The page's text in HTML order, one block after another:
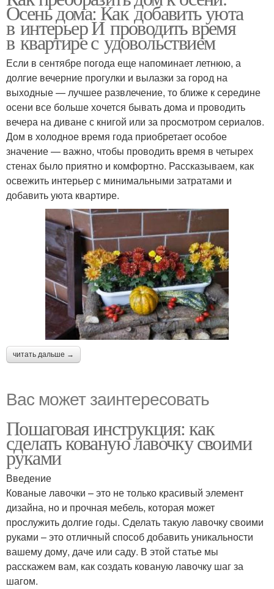
Осень дома: Как добавить уюта
в интерьер И проводить время
в квартире с удовольствием
Если в сентябре погода еще напоминает летнюю, а
долгие вечерние прогулки и вылазки за город на
выходные — лучшее развлечение, то ближе к середине
осени все больше хочется бывать дома и проводить
вечера на диване с книгой или за просмотром сериалов.
Дом в холодное время года приобретает особое
значение — важно, чтобы проводить время в четырех
стенах было приятно и комфортно. Рассказываем, как
освежить интерьер с минимальными затратами и
добавить уюта квартире.
читать дальше →
Вас может заинтересовать
Пошаговая инструкция: как
сделать кованую лавочку своими
руками
Введение
Кованые лавочки – это не только красивый элемент
дизайна, но и прочная мебель, которая может
прослужить долгие годы. Сделать такую лавочку своими
руками – это отличный способ добавить уникальности
вашему дому, даче или саду. В этой статье мы
расскажем вам, как создать кованую лавочку шаг за
шагом.